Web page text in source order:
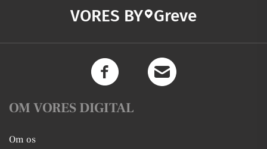
VORES BY Greve
OM VORES DIGITAL
Om os